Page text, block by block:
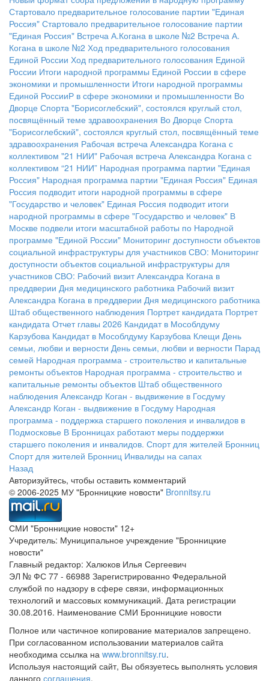
Стартовало предварительное голосование партии "Единая
Россия" Стартовало предварительное голосование партии
"Единая Россия" Встреча А.Когана в школе №2 Встреча А.
Когана в школе №2 Ход предварительного голосования
Единой России Ход предварительного голосования Единой
России Итоги народной программы Единой России в сфере
экономики и промышленности Итоги народной программы
Единой РоссииР в сфере экономики и промышленности Во
Дворце Спорта "Борисоглебский", состоялся круглый стол,
посвящённый теме здравоохранения Во Дворце Спорта
"Борисоглебский", состоялся круглый стол, посвящённый теме
здравоохранения Рабочая встреча Александра Когана с
коллективом "21 НИИ" Рабочая встреча Александра Когана с
коллективом “21 НИИ” Народная программа партии "Единая
Россия" Народная программа партии "Единая Россия" Единая
Россия подводит итоги народной программы в сфере
"Государство и человек" Единая Россия подводит итоги
народной программы в сфере "Государство и человек" В
Москве подвели итоги масштабной работы по Народной
программе "Единой России" Мониторинг доступности объектов
социальной инфраструктуры для участников СВО: Мониторинг
доступности объектов социальной инфраструктуры для
участников СВО: Рабочий визит Александра Когана в
преддверии Дня медицинского работника Рабочий визит
Александра Когана в преддверии Дня медицинского работника
Штаб общественного наблюдения Портрет кандидата Портрет
кандидата Отчет главы 2026 Кандидат в Мособлдуму
Карзубова Кандидат в Мособлдуму Карзубова Клещи День
семьи, любви и верности День семьи, любви и верности Парад
семей Народная программа - строительство и капитальные
ремонты объектов Народная программа - строительство и
капитальные ремонты объектов Штаб общественного
наблюдения Александр Коган - выдвижение в Госдуму
Александр Коган - выдвижение в Госдуму Народная
программа - поддержка старшего поколения и инвалидов в
Подмосковье В Бронницах работают меры поддержки
старшего поколения и инвалидов. Спорт для жителей Бронниц
Спорт для жителей Бронниц Инвалиды на сапах
Назад
Авторизуйтесь, чтобы оставить комментарий
© 2006-2025 МУ "Бронницкие новости" Bronnitsy.ru
СМИ "Бронницкие новости" 12+
Учредитель: Муниципальное учреждение "Бронницкие
новости"
Главный редактор: Халюков Илья Сергеевич
ЭЛ № ФС 77 - 66988 Зарегистрированно Федеральной
службой по надзору в сфере связи, информационных
технологий и массовых коммуникаций. Дата регистрации
30.08.2016. Наименование СМИ Бронницкие новости
Полное или частичное копирование материалов запрещено.
При согласованном использовании материалов сайта
необходима ссылка на www.bronnitsy.ru.
Используя настоящий сайт, Вы обязуетесь выполнять условия
данного соглашения.